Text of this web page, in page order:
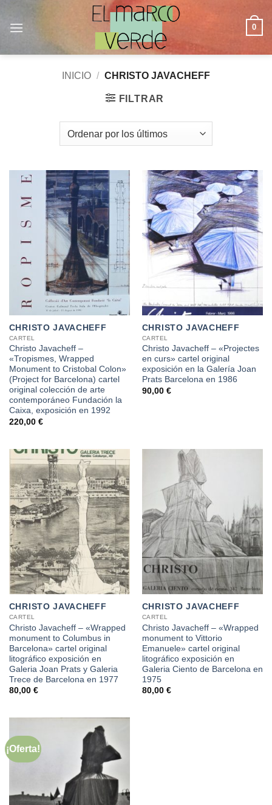
0
INICIO / CHRISTO JAVACHEFF
FILTRAR
CHRISTO JAVACHEFF
CARTEL
Christo Javacheff –
«Tropismes, Wrapped
Monument to Cristobal Colon»
(Project for Barcelona) cartel
original colección de arte
contemporáneo Fundación la
Caixa, exposición en 1992
220,00 €
CHRISTO JAVACHEFF
CARTEL
Christo Javacheff – «Projectes
en curs» cartel original
exposición en la Galería Joan
Prats Barcelona en 1986
90,00 €
CHRISTO JAVACHEFF
CARTEL
Christo Javacheff – «Wrapped
monument to Columbus in
Barcelona» cartel original
litográfico exposición en
Galeria Joan Prats y Galeria
Trece de Barcelona en 1977
80,00 €
CHRISTO JAVACHEFF
CARTEL
Christo Javacheff – «Wrapped
monument to Vittorio
Emanuele» cartel original
litográfico exposición en
Galeria Ciento de Barcelona en
1975
80,00 €
¡Oferta!